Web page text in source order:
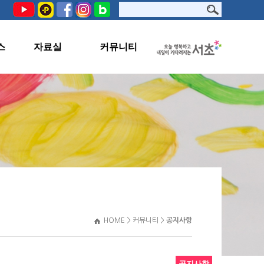
자료실
PHOTO
서초문화원TV
커뮤니티
공지사항
교육생지원
자료실
관련사이트
HOME > 커뮤니티 > 공지사항